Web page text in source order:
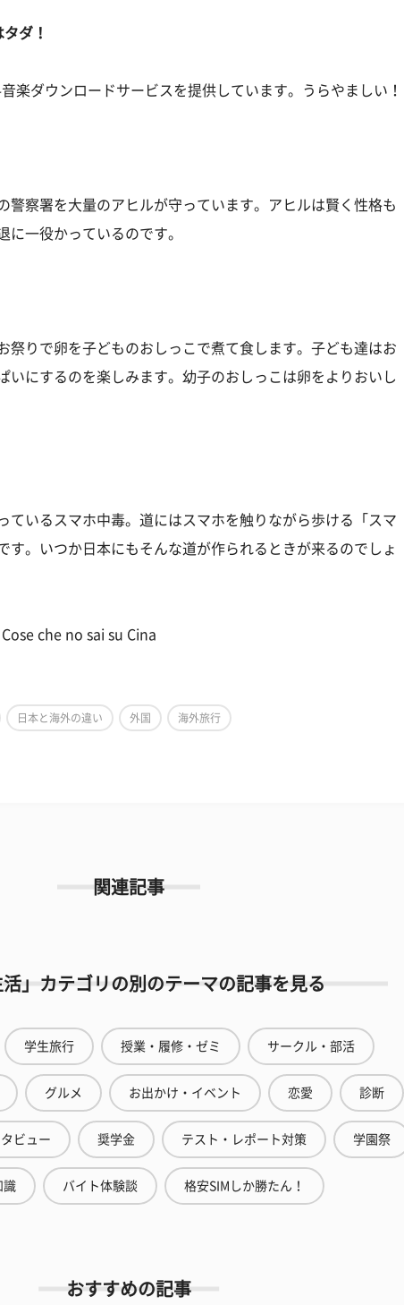
ダ！
楽ダウンロードサービスを提供しています。うらやましい！
警察署を大量のアヒルが守っています。アヒルは賢く性格も
に一役かっているのです。
祭りで卵を子どものおしっこで煮て食します。子ども達はお
いにするのを楽しみます。幼子のおしっこは卵をよりおいし
ているスマホ中毒。道にはスマホを触りながら歩ける「スマ
す。いつか日本にもそんな道が作られるときが来るのでしょ
che no sai su Cina
日本と海外の違い 外国 海外旅行
関連記事
活」カテゴリの別のテーマの記事を見る
学生旅行 授業・履修・ゼミ サークル・部活
グルメ お出かけ・イベント 恋愛 診断
ビュー 奨学金 テスト・レポート対策 学園祭
識 バイト体験談 格安SIMしか勝たん！
おすすめの記事